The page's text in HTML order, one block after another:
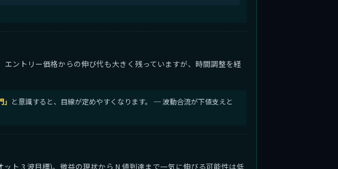
エントリー価格からの伸び代も大きく残っていますが、時間調整を経
と意識すると、目線が定めやすくなります。 ─ 波動合流が下値支えと
ト 3 波目標)。微益の現状から N 値到達まで一気に伸びる可能性は低